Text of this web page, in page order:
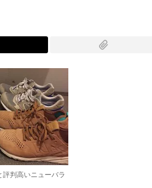
評判高いニューバラ